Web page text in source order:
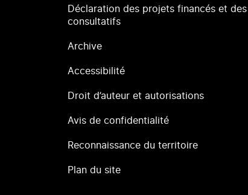
Déclaration des projets financés et
consultatifs
Archive
Accessibilité
Droit d’auteur et autorisations
Avis de confidentialité
Reconnaissance du territoire
Plan du site